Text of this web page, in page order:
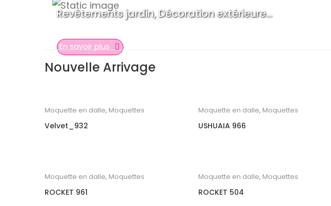
Revêtements jardin, Décoration extérieure...
En savoir plus
Nouvelle Arrivage
Moquette en dalle, Moquettes
Velvet_932
Moquette en dalle, Moquettes
USHUAIA 966
Moquette en dalle, Moquettes
ROCKET 961
Moquette en dalle, Moquettes
ROCKET 504